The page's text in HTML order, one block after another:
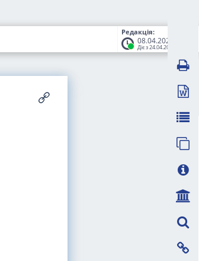
Редакція:
08.04.2026
Діє з 24.04.2026